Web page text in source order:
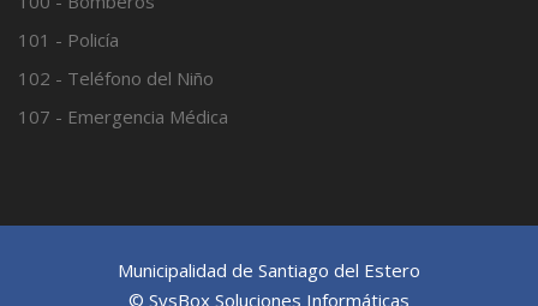
101 - Policía
102 - Teléfono del Niño
107 - Emergencia Médica
Municipalidad de Santiago del Estero
© SysBox Soluciones Informáticas